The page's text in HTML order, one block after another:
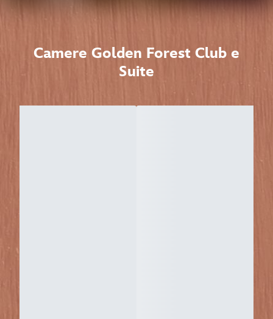
Camere Golden Forest Club e
Suite